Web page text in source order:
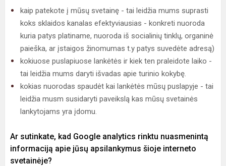
kaip patekote į mūsų svetainę - tai leidžia mums suprasti
koks sklaidos kanalas efektyviausias - konkreti nuoroda
kuria patys platiname, nuoroda iš socialinių tinklų, organinė
paieška, ar įstaigos žinomumas t.y patys suvedėte adresą)
kokiuose puslapiuose lankėtės ir kiek ten praleidote laiko -
tai leidžia mums daryti išvadas apie turinio kokybę.
kokias nuorodas spaudėt kai lankėtės mūsų puslapyje - tai
leidžia musm susidaryti paveikslą kas mūsų svetainės
lankytojams yra įdomu.
Ar sutinkate, kad Google analytics rinktu nuasmenintą
informaciją apie jūsų apsilankymus šioje interneto
svetainėje?